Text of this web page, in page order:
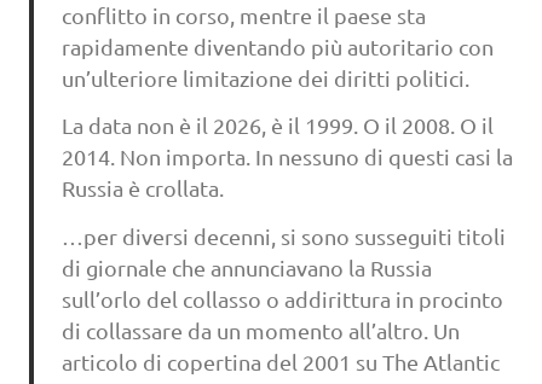
conflitto in corso, mentre il paese sta
rapidamente diventando più autoritario con
un’ulteriore limitazione dei diritti politici.
La data non è il 2026, è il 1999. O il 2008. O il
2014. Non importa. In nessuno di questi casi la
Russia è crollata.
…per diversi decenni, si sono susseguiti titoli
di giornale che annunciavano la Russia
sull’orlo del collasso o addirittura in procinto
di collassare da un momento all’altro. Un
articolo di copertina del 2001 su The Atlantic